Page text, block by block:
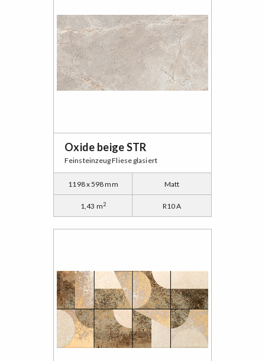
Oxide beige STR
Feinsteinzeug Fliese glasiert
1198 x 598 mm Matt
1,43 m2 R10 A